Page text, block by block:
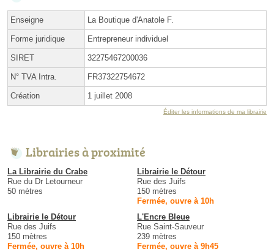
Enseigne La Boutique d'Anatole F.
Forme juridique Entrepreneur individuel
SIRET 32275467200036
N° TVA Intra. FR37322754672
Création 1 juillet 2008
Éditer les informations de ma librairie
Librairies à proximité
La Librairie du Crabe
Rue du Dr Letourneur
50 mètres
Librairie le Détour
Rue des Juifs
150 mètres
Fermée, ouvre à 10h
Librairie le Détour
Rue des Juifs
150 mètres
Fermée, ouvre à 10h
L'Encre Bleue
Rue Saint-Sauveur
239 mètres
Fermée, ouvre à 9h45